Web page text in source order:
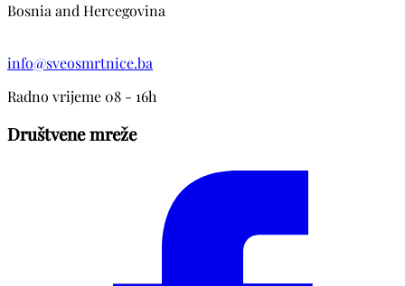
Bosnia and Hercegovina
info@sveosmrtnice.ba
Radno vrijeme 08 - 16h
Društvene mreže